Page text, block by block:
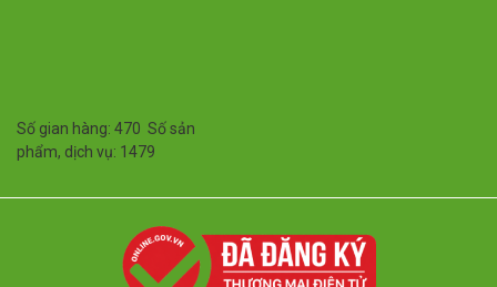
Số gian hàng: 470 Số sản
phẩm, dịch vụ: 1479